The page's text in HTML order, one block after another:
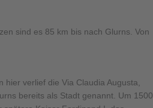
sind es 85 km bis nach Glurns. Von
verlief die Via Claudia Augusta,
bereits als Stadt genannt. Um 1500